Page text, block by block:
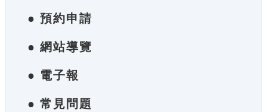
● 預約申請
● 網站導覽
● 電子報
● 常見問題